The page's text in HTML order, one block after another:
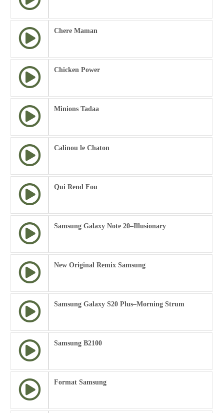
Chere Maman
Chicken Power
Minions Tadaa
Calinou le Chaton
Qui Rend Fou
Samsung Galaxy Note 20–Illusionary
New Original Remix Samsung
Samsung Galaxy S20 Plus–Morning Strum
Samsung B2100
Format Samsung